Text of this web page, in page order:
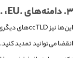
۳. دامنه‌های .CX. ،EU و .NL
انقضا می‌توانید تمدید